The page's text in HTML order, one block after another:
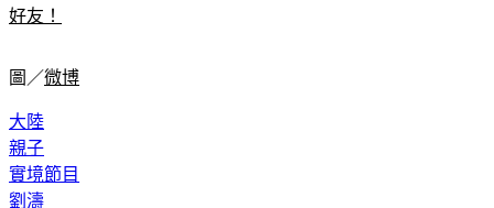
好友！
圖／微博
大陸
親子
實境節目
劉濤